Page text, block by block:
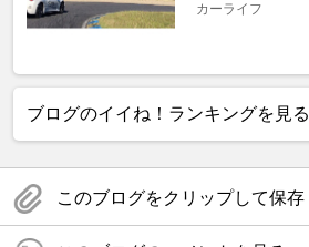
カーライフ
ブログのイイね！ランキングを見る
このブログをクリップして保存